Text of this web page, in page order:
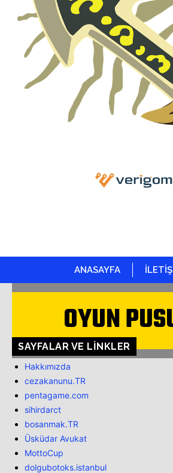
ANASAYFA
OYUN
SAYFALAR VE LINKLER
Hakkımızda
cezakanunu.TR
pentagame.com
sihirdarct
bosanmak.TR
Üsküdar Avukat
MottoCup
dolgubotoks.istanbul